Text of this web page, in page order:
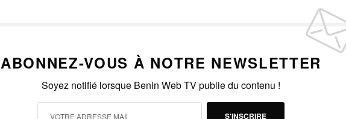
ABONNEZ-VOUS À NOTRE NEWSLETTER
Soyez notifié lorsque Benin Web TV publie du contenu !
S'INSCRIRE